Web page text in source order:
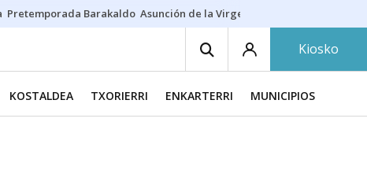
Pretemporada Barakaldo Asunción de la Virgen
Kiosko
KOSTALDEA TXORIERRI ENKARTERRI MUNICIPIOS